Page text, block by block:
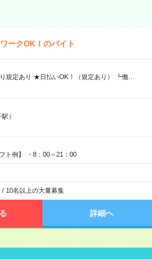
ークOK！のバイト
規定あり ★日払いOK！（規定あり） ┗働…
）
ト例】 ・8：00～21：00
10名以上の大量募集
詳細へ